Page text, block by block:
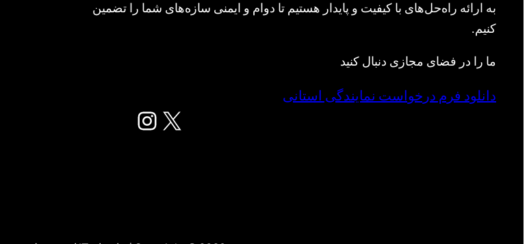
به ارائه راه‌حل‌های با کیفیت و پایدار هستیم تا دوام و ایمنی سازه‌های شما را تضمین
کنیم.
ما را در فضای مجازی دنبال کنید
X اینستاگرم
دانلود فرم درخواست نمایندگی استانی